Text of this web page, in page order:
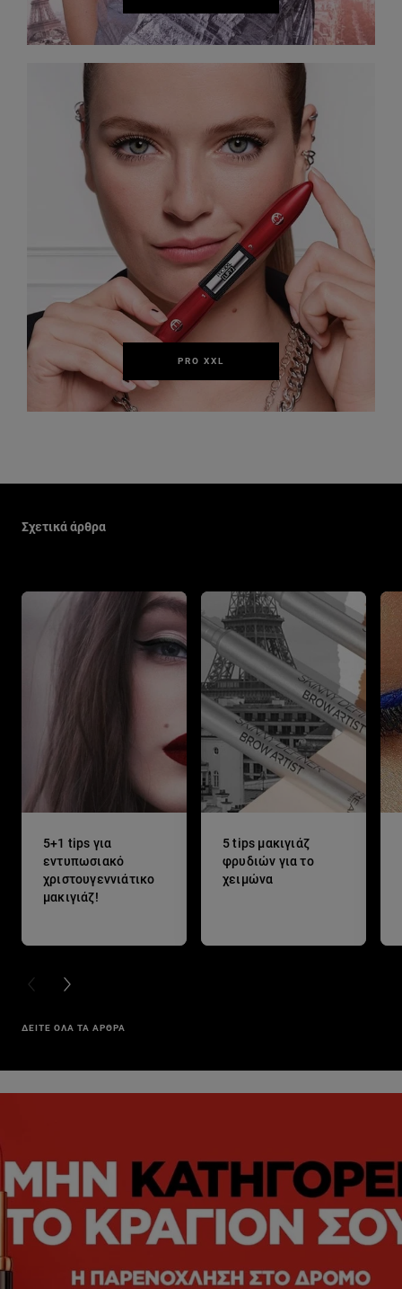
PRO XXL
Σχετικά άρθρα
5+1 tips για
εντυπωσιακό
χριστουγεννιάτικο
μακιγιάζ!
5 tips μακιγιάζ
φρυδιών για το
χειμώνα
PREVIOUS CARD
NEXT CARD
ΔΕΙΤΕ ΟΛΑ ΤΑ ΑΡΘΡΑ